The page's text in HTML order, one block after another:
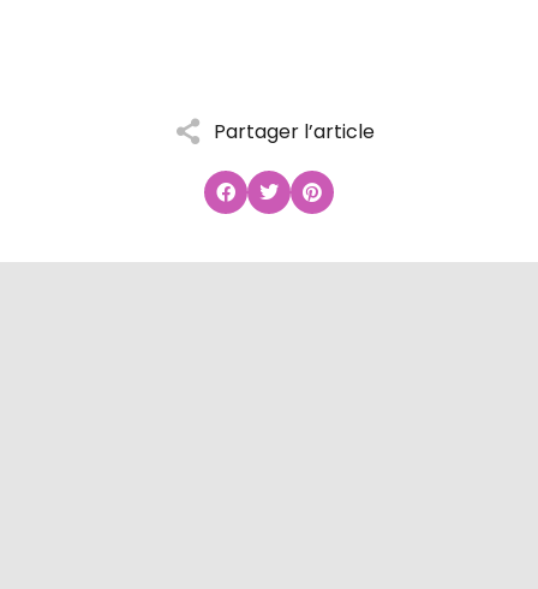
Partager l’article